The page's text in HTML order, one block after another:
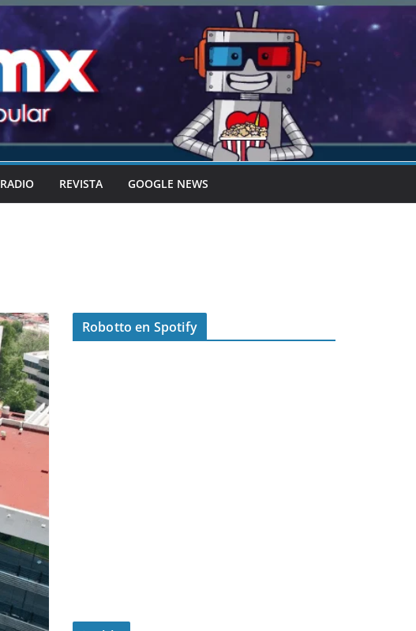
RADIO REVISTA GOOGLE NEWS
Robotto en Spotify